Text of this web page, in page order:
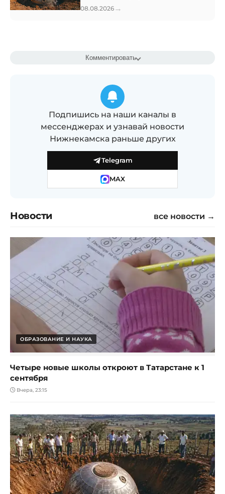
08.08.2026 →
Комментировать
Подпишись на наши каналы в
мессенджерах и узнавай новости
Нижнекамска раньше других
Telegram
MAX
Новости все новости →
ОБРАЗОВАНИЕ И НАУКА
Четыре новые школы откроют в Татарстане к 1
сентября
Вчера, 23:15